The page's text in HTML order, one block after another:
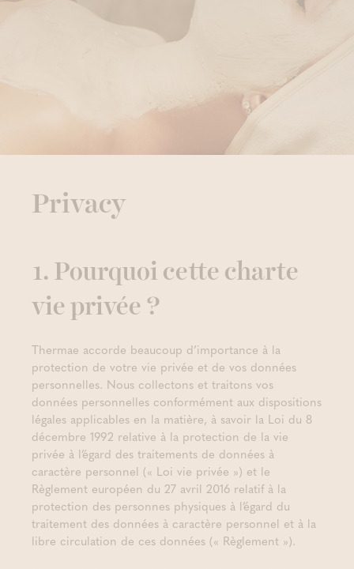
Privacy
1. Pourquoi cette charte
vie privée ?
Thermae accorde beaucoup d’importance à la
protection de votre vie privée et de vos données
personnelles. Nous collectons et traitons vos
données personnelles conformément aux dispositions
légales applicables en la matière, à savoir la Loi du 8
décembre 1992 relative à la protection de la vie
privée à l’égard des traitements de données à
caractère personnel (« Loi vie privée ») et le
Règlement européen du 27 avril 2016 relatif à la
protection des personnes physiques à l’égard du
traitement des données à caractère personnel et à la
libre circulation de ces données (« Règlement »).